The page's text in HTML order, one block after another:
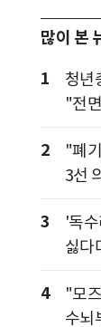
많이 본
1
청년
"전
2
"폐
3선
3
'독
싫다
4
"모
수뇌